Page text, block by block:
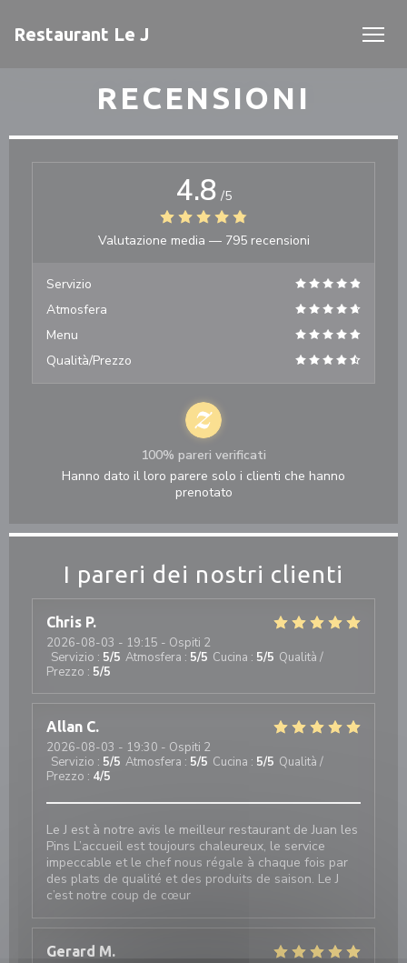
Restaurant Le J
RECENSIONI
I pareri dei nostri clienti
Chris P
2026-08-03 - 19:15 - Ospiti 2
Servizio : 5/5 Atmosfera : 5/5 Cucina : 5/5 Qualità /
Prezzo : 5/5
Allan C
2026-08-03 - 19:30 - Ospiti 2
Servizio : 5/5 Atmosfera : 5/5 Cucina : 5/5 Qualità /
Prezzo : 4/5
Le J est à notre avis le meilleur restaurant de Juan les
Pins L’accueil est toujours chaleureux, le service
impeccable et le chef nous régale à chaque fois par
des plats de qualité et des produits de saison. Le J
c’est notre coup de cœur
Gerard M
4.8 /5
Valutazione media — 795 recensioni
Servizio
Atmosfera
Menu
Qualità/Prezzo
100% pareri verificati
Hanno dato il loro parere solo i clienti che hanno
prenotato